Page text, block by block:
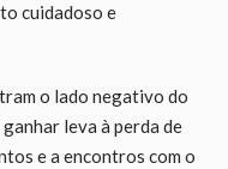
cuidadoso e
o lado negativo do
leva à perda de
e a encontros com o